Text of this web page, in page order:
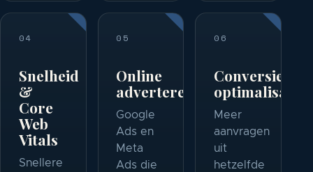
04
Snelheid
&
Core
Web
Vitals
Snellere
05
Online
adverteren
Google
Ads en
Meta
Ads die
06
Conversie-
optimalisatie
Meer
aanvragen
uit
hetzelfde